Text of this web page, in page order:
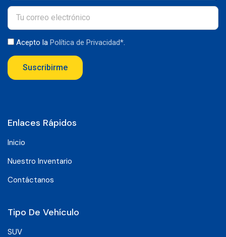
Acepto la Política de Privacidad*.
Suscribirme
Enlaces Rápidos
Inicio
Nuestro Inventario
Contáctanos
Tipo De Vehículo
SUV